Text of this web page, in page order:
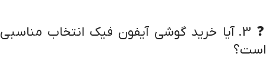
❓ 3. آیا خرید گوشی آیفون فیک انتخاب مناسبی
است؟